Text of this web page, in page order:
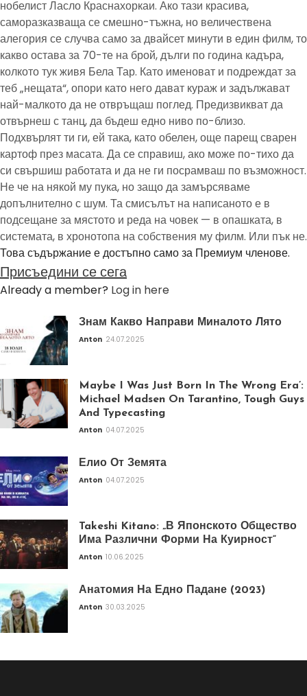
нобелист Ласло Краснахоркаи. Ако тази красива,
саморазказваща се смешно-тъжна, но величествена
алегория се случва само за двайсет минути в един филм, то
какво остава за 70-те на брой, дълги по година кадъра,
колкото тук живя Бела Тар. Като именоват и подреждат за
теб „нещата“, опори като него дават кураж и задължават
най-малкото да не отвръщаш поглед. Предизвикват да
отвърнеш с танц, да бъдеш едно ниво по-близо.
Подхвърлят ти ги, ей така, като обелен, още парещ сварен
картоф през масата. Да се справиш, ако може по-тихо да
си свършиш работата и да не ги посрамваш по възможност.
Не че на някой му пука, но защо да замърсяваме
допълнително с шум. Та смисълът на написаното е в
подсещане за мястото и реда на човек — в опашката, в
системата, в хронотопа на собствения му филм. Или пък не.
Това съдържание е достъпно само за Премиум членове.
Присъедини се сега
Already a member? Log in here
Знам Какво Направи Миналото Лято
Anton 24.07.2025
Maybe I Was Just Born In The Wrong Era’:
Michael Madsen On Tarantino, Tough Guys
And Typecasting
Anton 04.07.2025
Елио От Земята
Anton 04.07.2025
Takeshi Kitano: „В Японското Общество
Има Различни Форми На Куирност“
Anton 10.06.2025
Анатомия На Едно Падане (2023)
Anton 30.03.2025